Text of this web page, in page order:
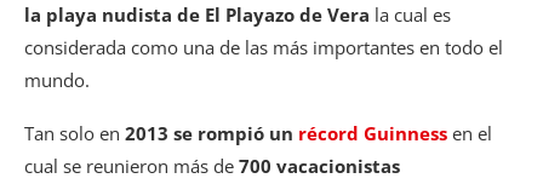
la playa nudista de El Playazo de Vera la cual es
considerada como una de las más importantes en todo el
mundo.
Tan solo en 2013 se rompió un récord Guinness en el
cual se reunieron más de 700 vacacionistas